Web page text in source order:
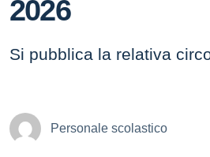
2026
Si pubblica la relativa
Personale scolastico